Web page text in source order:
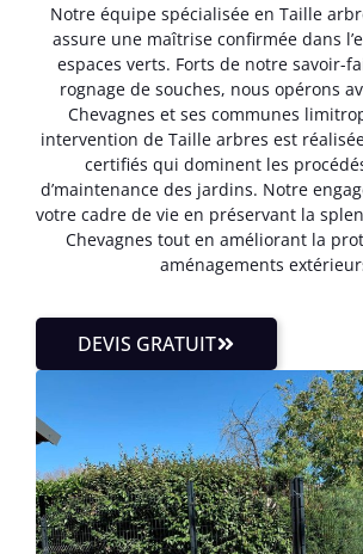
Notre équipe spécialisée en Taille
assure une maîtrise confirmée dans
espaces verts. Forts de notre savoir-
rognage de souches, nous opérons
Chevagnes et ses communes
intervention de Taille arbres est
certifiés qui dominent les
d’maintenance des jardins. Notre
votre cadre de vie en préservant la
Chevagnes tout en améliorant la
aménagements
DEVIS GRATUIT